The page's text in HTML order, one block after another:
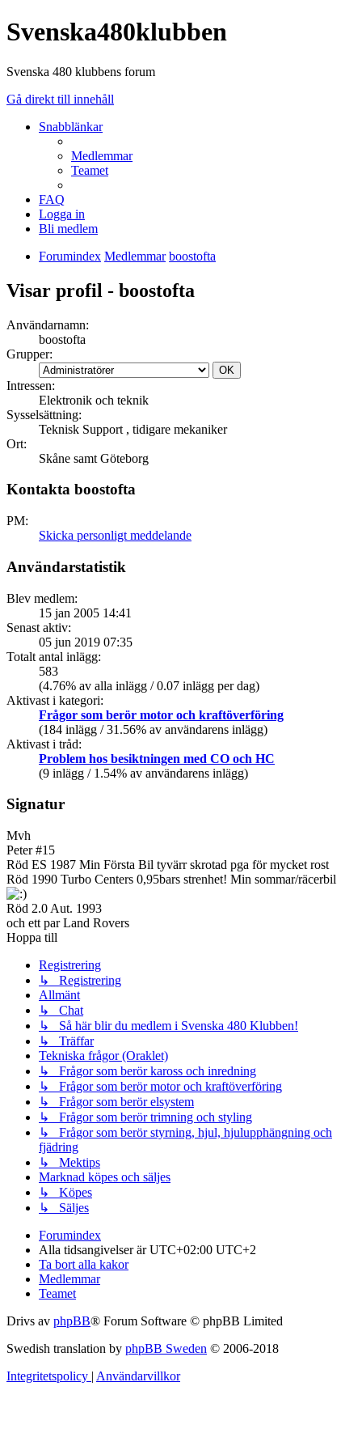
Svenska480klubben
Svenska 480 klubbens forum
Gå direkt till innehåll
Snabblänkar
Medlemmar
Teamet
FAQ
Logga in
Bli medlem
Forumindex Medlemmar boostofta
Visar profil - boostofta
Användarnamn:
boostofta
Grupper:
Intressen:
Elektronik och teknik
Sysselsättning:
Teknisk Support , tidigare mekaniker
Ort:
Skåne samt Göteborg
Kontakta boostofta
PM:
Skicka personligt meddelande
Användarstatistik
Blev medlem:
15 jan 2005 14:41
Senast aktiv:
05 jun 2019 07:35
Totalt antal inlägg:
583
(4.76% av alla inlägg / 0.07 inlägg per dag)
Aktivast i kategori:
Frågor som berör motor och kraftöverföring
(184 inlägg / 31.56% av användarens inlägg)
Aktivast i tråd:
Problem hos besiktningen med CO och HC
(9 inlägg / 1.54% av användarens inlägg)
Signatur
Mvh
Peter #15
Röd ES 1987 Min Första Bil tyvärr skrotad pga för mycket rost
Röd 1990 Turbo Centers 0,95bars strenhet! Min sommar/räcerbil
Röd 2.0 Aut. 1993
och ett par Land Rovers
Hoppa till
Registrering
↳ Registrering
Allmänt
↳ Chat
↳ Så här blir du medlem i Svenska 480 Klubben!
↳ Träffar
Tekniska frågor (Oraklet)
↳ Frågor som berör kaross och inredning
↳ Frågor som berör motor och kraftöverföring
↳ Frågor som berör elsystem
↳ Frågor som berör trimning och styling
↳ Frågor som berör styrning, hjul, hjulupphängning och
fjädring
↳ Mektips
Marknad köpes och säljes
↳ Köpes
↳ Säljes
Forumindex
Alla tidsangivelser är UTC+02:00 UTC+2
Ta bort alla kakor
Medlemmar
Teamet
Drivs av phpBB® Forum Software © phpBB Limited
Swedish translation by phpBB Sweden © 2006-2018
Integritetspolicy | Användarvillkor